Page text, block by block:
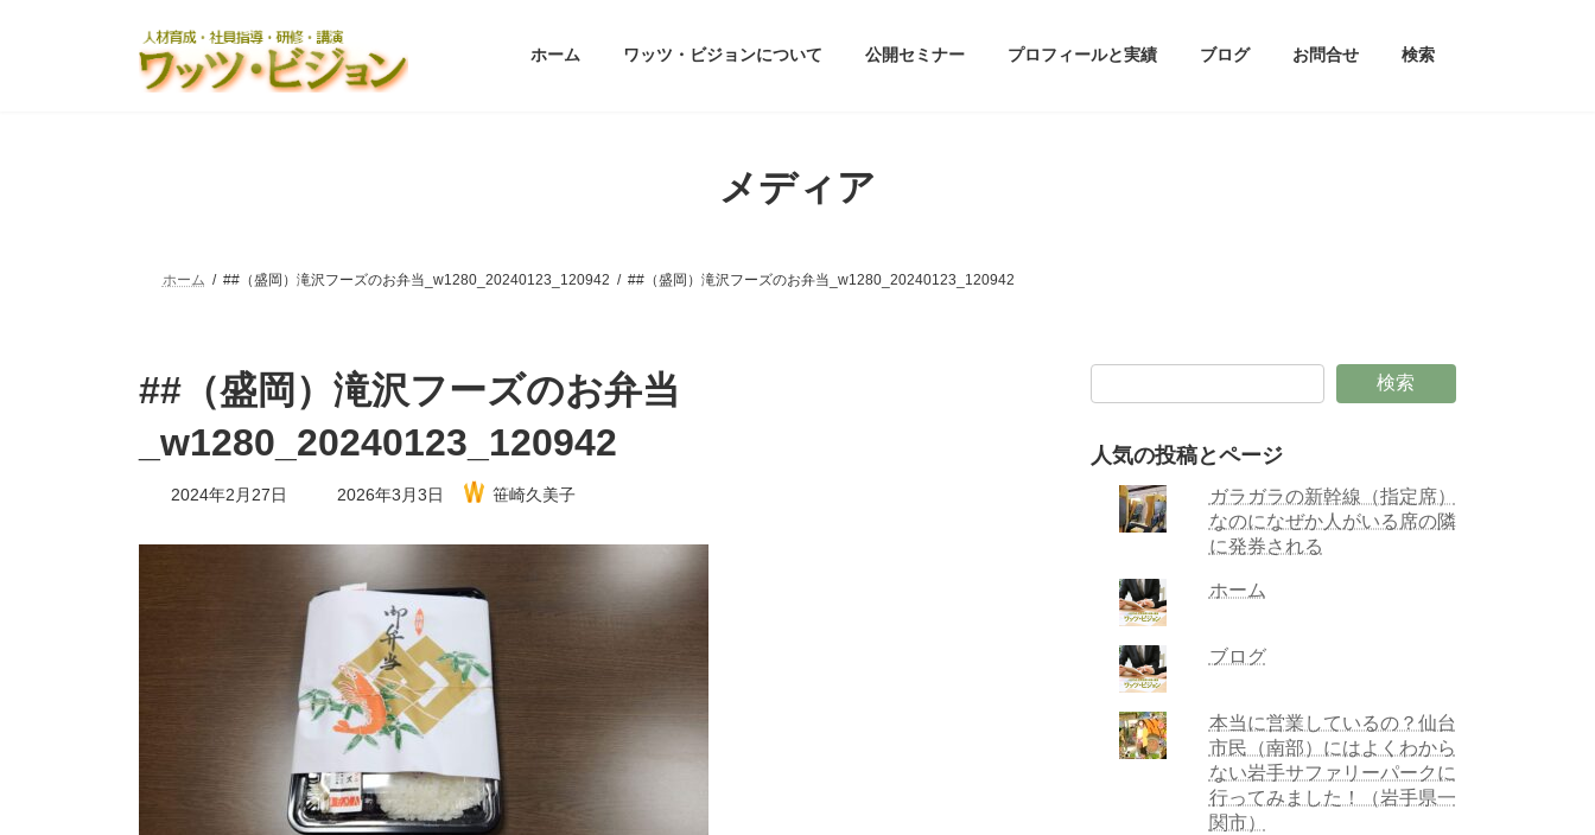
ホーム ワッツ・ビジョンについて 公開セミナー プロフィールと実績 ブログ お問合せ 検索
メディア
ホーム ##（盛岡）滝沢フーズのお弁当_w1280_20240123_120942 ##（盛岡）滝沢フーズのお弁当_w1280_20240123_120942
##（盛岡）滝沢フーズのお弁当
_w1280_20240123_120942
2024年2月27日
最
終
新
時
2026年3月3日 笹崎久美子
検索
人気の投稿とページ
ガラガラの新幹線（指定席）
なのになぜか人がいる席の隣
に発券される
ホーム
ブログ
本当に営業しているの？仙台
市民（南部）にはよくわから
ない岩手サファリーパークに
行ってみました！（岩手県一
関市）